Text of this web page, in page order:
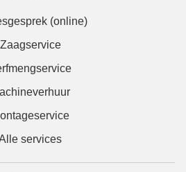
(online)
Zaagservice
services